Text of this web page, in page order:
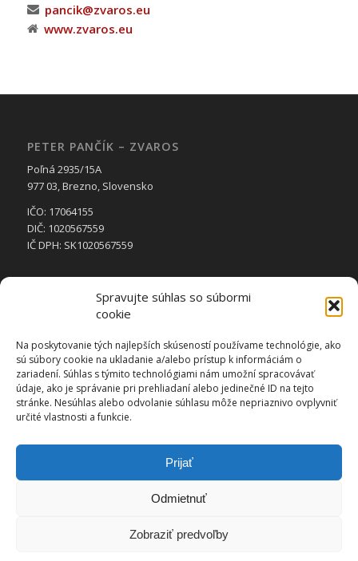
Spravujte súhlas so súbormi
cookie
Na poskytovanie tých najlepších skúseností používame technológie, ako
sú súbory cookie na ukladanie a/alebo prístup k informáciám o
zariadení. Súhlas s týmito technológiami nám umožní spracovávať
údaje, ako je správanie pri prehliadaní alebo jedinečné ID na tejto
stránke. Nesúhlas alebo odvolanie súhlasu môže nepriaznivo ovplyvniť
určité vlastnosti a funkcie.
Prijať
Odmietnuť
Zobraziť predvoľby
pancik@zvaros.eu
www.zvaros.eu
PETER PANČÍK – ZVAROS
Poľná 2935/15A
977 03, Brezno, Slovensko
IČO: 17064155
DIČ: 1020567559
IČ DPH: SK1020567559
STRÁNKY
Domov
Galéria
Kontakt
Zásady používania súborov cookie (EÚ)